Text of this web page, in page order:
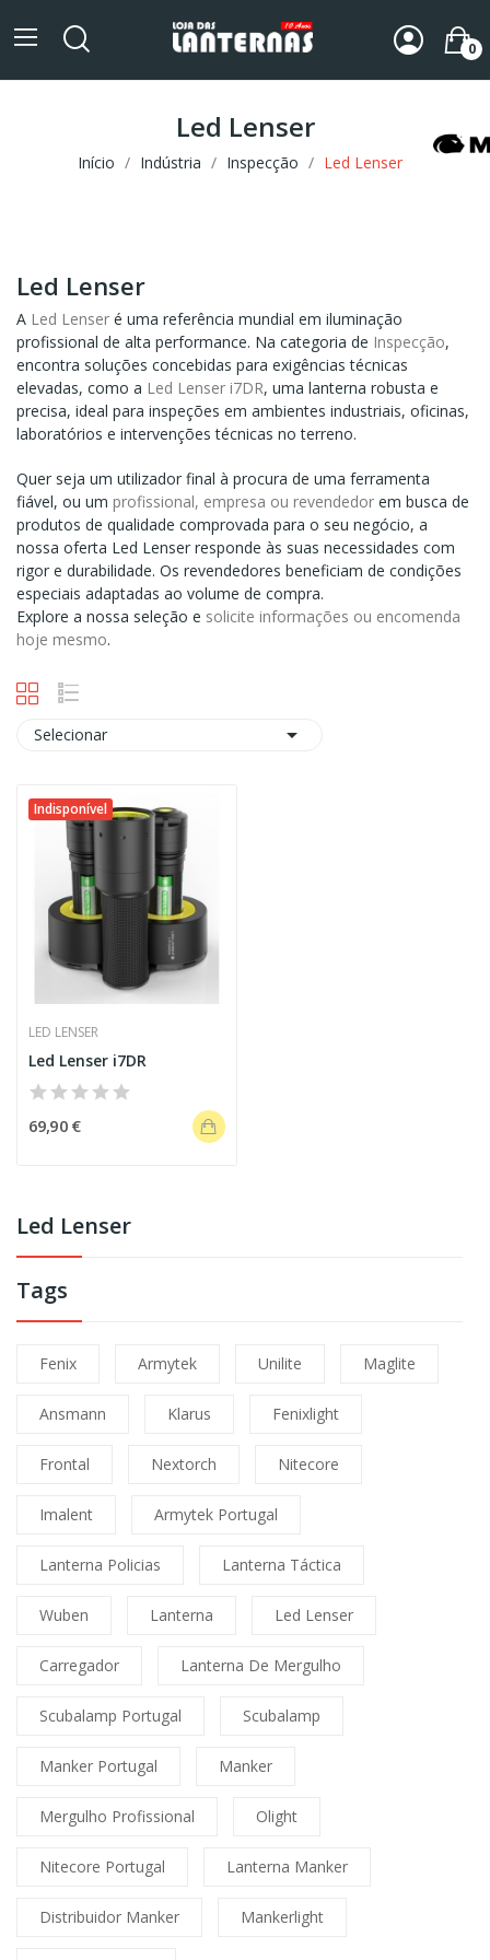
0
Led Lenser
Início Indústria Inspecção Led Lenser
Led Lenser
Tags
Fenix Armytek Unilite Maglite
Ansmann Klarus Fenixlight
Frontal Nextorch Nitecore
Imalent Armytek Portugal
Lanterna Policias Lanterna Táctica
Wuben Lanterna Led Lenser
Carregador Lanterna De Mergulho
Scubalamp Portugal Scubalamp
Manker Portugal Manker
Mergulho Profissional Olight
Nitecore Portugal Lanterna Manker
Distribuidor Manker Mankerlight
Led Lenser
A Led Lenser é uma referência mundial em iluminação
profissional de alta performance. Na categoria de Inspecção,
encontra soluções concebidas para exigências técnicas
elevadas, como a Led Lenser i7DR, uma lanterna robusta e
precisa, ideal para inspeções em ambientes industriais, oficinas,
laboratórios e intervenções técnicas no terreno.
Quer seja um utilizador final à procura de uma ferramenta
fiável, ou um profissional, empresa ou revendedor em busca de
produtos de qualidade comprovada para o seu negócio, a
nossa oferta Led Lenser responde às suas necessidades com
rigor e durabilidade. Os revendedores beneficiam de condições
especiais adaptadas ao volume de compra.
Explore a nossa seleção e solicite informações ou encomenda
hoje mesmo.
Selecionar 
Indisponível
LED LENSER
Led Lenser i7DR
69,90 €